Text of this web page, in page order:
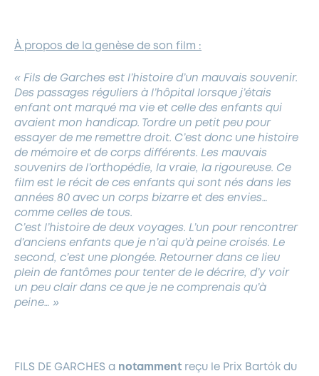
À propos de la genèse de son film :
« Fils de Garches est l’histoire d’un mauvais souvenir.
Des passages réguliers à l’hôpital lorsque j’étais
enfant ont marqué ma vie et celle des enfants qui
avaient mon handicap. Tordre un petit peu pour
essayer de me remettre droit. C’est donc une histoire
de mémoire et de corps différents. Les mauvais
souvenirs de l’orthopédie, la vraie, la rigoureuse. Ce
film est le récit de ces enfants qui sont nés dans les
années 80 avec un corps bizarre et des envies…
comme celles de tous.
C’est l’histoire de deux voyages. L’un pour rencontrer
d’anciens enfants que je n’ai qu’à peine croisés. Le
second, c’est une plongée. Retourner dans ce lieu
plein de fantômes pour tenter de le décrire, d’y voir
un peu clair dans ce que je ne comprenais qu’à
peine… »
FILS DE GARCHES a notamment reçu le Prix Bartók du